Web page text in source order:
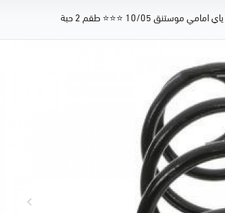
ياي امامي موستنق 10/05 ⭐⭐⭐ طقم 2 حبة